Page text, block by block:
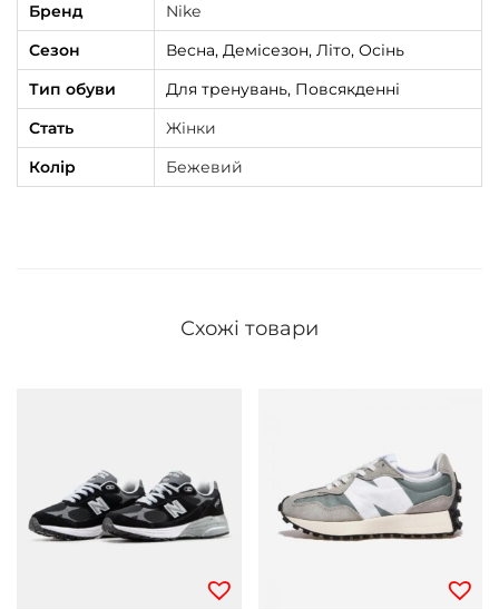
h
t
B
l
u
e
Бренд
Nike
Сезон
Весна, Демісезон, Літо, Осінь
Тип обуви
Для тренувань, Повсякденні
Стать
Жінки
Колір
Бежевий
Схожі товари